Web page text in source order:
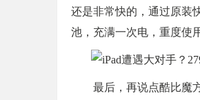
还是非常快的，通过原装
池，充满一次电，重度使
最后，再说点酷比魔